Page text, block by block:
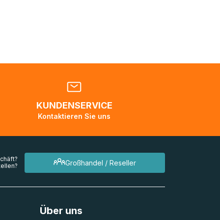
KUNDENSERVICE
Kontaktieren Sie uns
Großhandel / Reseller
Über uns